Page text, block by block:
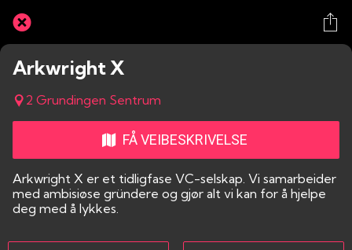
Arkwright X
2 Grundingen Sentrum
FÅ VEIBESKRIVELSE
Arkwright X er et tidligfase VC-selskap. Vi samarbeider
med ambisiøse gründere og gjør alt vi kan for å hjelpe
deg med å lykkes.